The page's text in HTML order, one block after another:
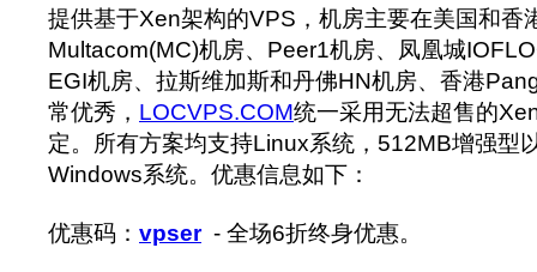
提供基于Xen架构的VPS，机房主要在美国和香
Multacom(MC)机房、Peer1机房、凤凰城
EGI机房、拉斯维加斯和丹佛HN机房、香港
常优秀， LOCVPS.COM统一采用无法超售的
定。所有方案均支持Linux系统，512MB增强型
Windows系统。优惠信息如下：
优惠码： vpser- 全场6折终身优惠。